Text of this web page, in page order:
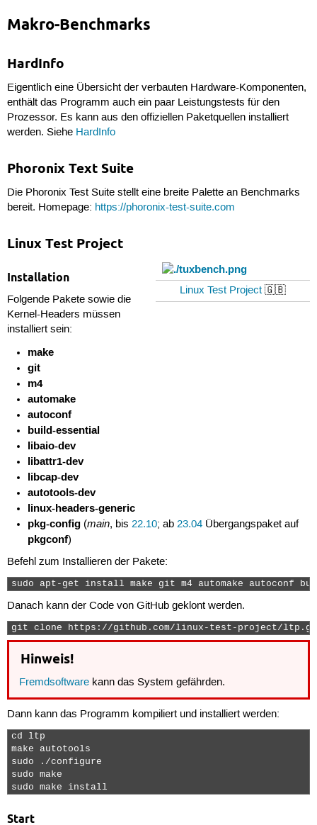
Makro-Benchmarks
HardInfo
Eigentlich eine Übersicht der verbauten Hardware-Komponenten,
enthält das Programm auch ein paar Leistungstests für den
Prozessor. Es kann aus den offiziellen Paketquellen installiert
werden. Siehe HardInfo
Phoronix Text Suite
Die Phoronix Test Suite stellt eine breite Palette an Benchmarks
bereit. Homepage: https://phoronix-test-suite.com
Linux Test Project
Linux Test Project 🇬🇧
Installation
Folgende Pakete sowie die
Kernel-Headers müssen
installiert sein:
make
git
m4
automake
autoconf
build-essential
libaio-dev
libattr1-dev
libcap-dev
autotools-dev
linux-headers-generic
pkg-config (main, bis22.10; ab23.04 Übergangspaket auf
pkgconf)
Befehl zum Installieren der Pakete:
sudo apt-get install make git m4 automake autoconf
Danach kann der Code von GitHub geklont werden.
git clone https://github.com/linux-test-project/
Hinweis!
Fremdsoftware kann das System gefährden.
Dann kann das Programm kompiliert und installiert werden:
cd ltp
make autotools
sudo ./configure
sudo make
sudo make install
Start